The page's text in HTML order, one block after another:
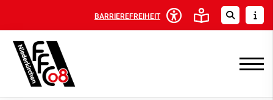
BARRIEREFREIHEIT